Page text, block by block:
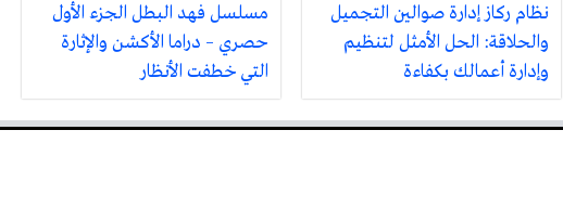
نظام ركاز إدارة صوالين التجميل
والحلاقة: الحل الأمثل لتنظيم
وإدارة أعمالك بكفاءة
مسلسل فهد البطل الجزء الأول
حصري – دراما الأكشن والإثارة
التي خطفت الأنظار